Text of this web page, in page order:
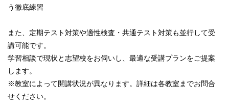
う徹底練習
また、定期テスト対策や適性検査・共通テスト対策も並行して受
講可能です。
学習相談で現状と志望校をお伺いし、最適な受講プランをご提案
します。
※教室によって開講状況が異なります。詳細は各教室までお問合
せください。